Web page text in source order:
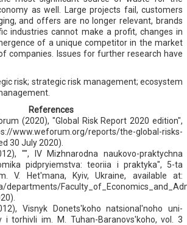
as well. Large projects fail, customers
and offers are no longer relevant, brands
industries cannot make a profit, changes in
of a unique competitor in the market
companies. Issues for further research have
risk; strategic risk management; ecosystem
References
(2020), "Global Risk Report 2020 edition",
reports/the-global-risks-
30 July 2020).
"", IV Mizhnarodna naukovo-praktychna
pidpryiemstva: teoriia i praktyka", 5-ta
V. Het'mana, Kyiv, Ukraine, available at:
departments/
Visnyk Donets'koho natsional'noho uni­
i torhivli im. M. Tuhan-Baranovs'koho, vol. 3